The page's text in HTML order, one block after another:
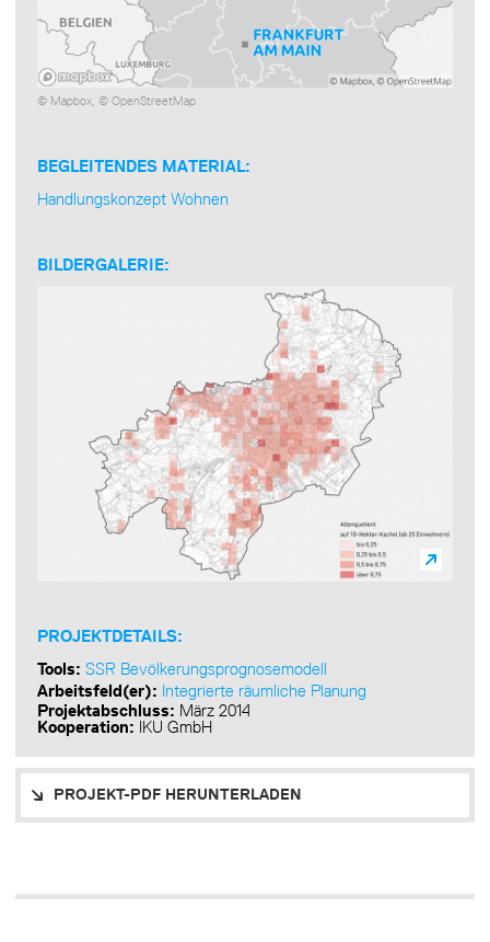
© Mapbox, ©OpenStreetMap
BEGLEITENDES MATERIAL:
Handlungskonzept Wohnen
BILDERGALERIE:
PROJEKTDETAILS:
Tools: SSR Bevölkerungsprognosemodell
Arbeitsfeld(er): Integrierte räumliche Planung
Projektabschluss: März 2014
Kooperation: IKU GmbH
PROJEKT-PDF HERUNTERLADEN